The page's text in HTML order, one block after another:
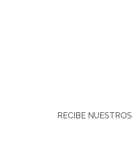
RECIBE NUESTROS